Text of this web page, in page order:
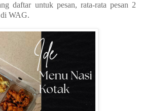
daftar untuk pesan, rata-rata pesan 2
di WAG.